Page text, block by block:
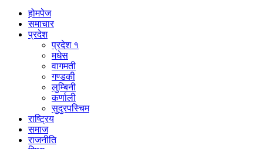
होमपेज
समाचार
प्रदेश
प्रदेश १
मधेस
वागमती
गण्डकी
लुम्बिनी
कर्णाली
सुदुरपस्चिम
राष्ट्रिय
समाज
राजनीति